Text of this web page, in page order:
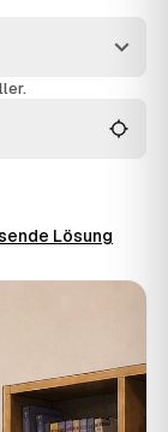
über die
Übergabe
Lösung